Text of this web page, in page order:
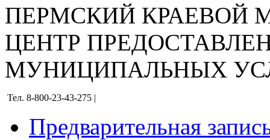
ПЕРМСКИЙ КРАЕВОЙ
ЦЕНТР
МУНИЦИПАЛЬНЫХ
Тел. 8-800-23-43-275 |
Предварительная